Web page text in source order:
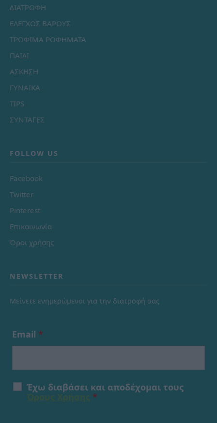
ΔΙΑΤΡΟΦΗ
ΕΛΕΓΧΟΣ ΒΑΡΟΥΣ
ΤΡΟΦΙΜΑ ΡΟΦΗΜΑΤΑ
ΠΑΙΔΙ
ΑΣΚΗΣΗ
ΓΥΝΑΙΚΑ
TIPS
ΣΥΝΤΑΓΕΣ
FOLLOW US
Facebook
Twitter
Pinterest
Επικοινωνία
Όροι χρήσης
NEWSLETTER
Μείνετε ενημερώμενοι για την διατροφή σας
Email *
Έχω διαβάσει και αποδέχομαι τους
*